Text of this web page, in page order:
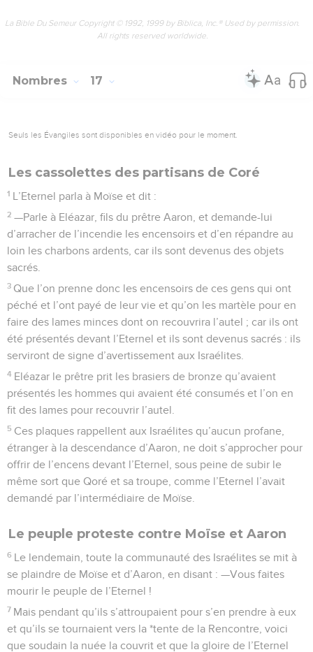
La Bible Du Semeur Copyright © 1992, 1999 by Biblica, Inc.® Used by permission.
All rights reserved worldwide.
Nombres 17
Seuls les Évangiles sont disponibles en vidéo pour le moment.
Les cassolettes des partisans de Coré
1 L’Eternel parla à Moïse et dit :
2 —Parle à Eléazar, fils du prêtre Aaron, et demande-lui
d’arracher de l’incendie les encensoirs et d’en répandre au
loin les charbons ardents, car ils sont devenus des objets
sacrés.
3 Que l’on prenne donc les encensoirs de ces gens qui ont
péché et l’ont payé de leur vie et qu’on les martèle pour en
faire des lames minces dont on recouvrira l’autel ; car ils ont
été présentés devant l’Eternel et ils sont devenus sacrés : ils
serviront de signe d’avertissement aux Israélites.
4 Eléazar le prêtre prit les brasiers de bronze qu’avaient
présentés les hommes qui avaient été consumés et l’on en
fit des lames pour recouvrir l’autel.
5 Ces plaques rappellent aux Israélites qu’aucun profane,
étranger à la descendance d’Aaron, ne doit s’approcher pour
offrir de l’encens devant l’Eternel, sous peine de subir le
même sort que Qoré et sa troupe, comme l’Eternel l’avait
demandé par l’intermédiaire de Moïse.
Le peuple proteste contre Moïse et Aaron
6 Le lendemain, toute la communauté des Israélites se mit à
se plaindre de Moïse et d’Aaron, en disant : —Vous faites
mourir le peuple de l’Eternel !
7 Mais pendant qu’ils s’attroupaient pour s’en prendre à eux
et qu’ils se tournaient vers la *tente de la Rencontre, voici
que soudain la nuée la couvrit et que la gloire de l’Eternel